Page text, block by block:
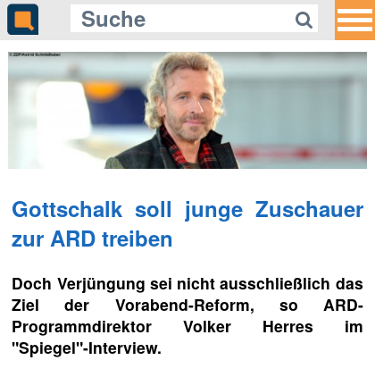
Gottschalk soll junge Zuschauer
zur ARD treiben
Doch Verjüngung sei nicht ausschließlich das
Ziel der Vorabend-Reform, so ARD-
Programmdirektor Volker Herres im
"Spiegel"-Interview.